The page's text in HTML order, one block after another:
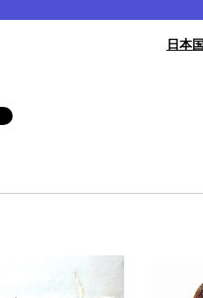
日本